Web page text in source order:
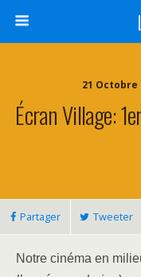
21 Octobre
Écran Village:
Partager Tweeter
Notre cinéma en